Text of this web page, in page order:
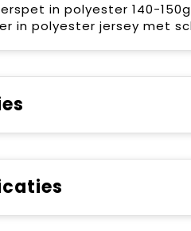
in polyester 140-
in polyester jersey met